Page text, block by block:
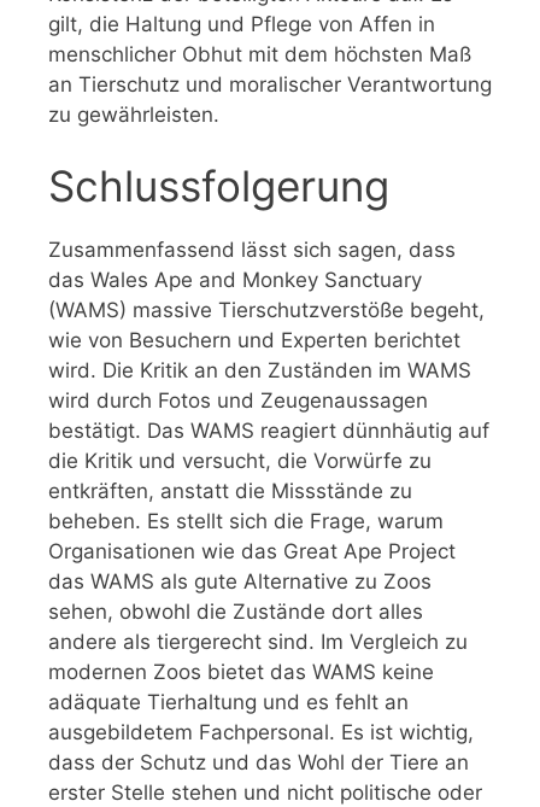
gilt, die Haltung und Pflege von Affen in
menschlicher Obhut mit dem höchsten Maß
an Tierschutz und moralischer Verantwortung
zu gewährleisten.
Schlussfolgerung
Zusammenfassend lässt sich sagen, dass
das Wales Ape and Monkey Sanctuary
(WAMS) massive Tierschutzverstöße begeht,
wie von Besuchern und Experten berichtet
wird. Die Kritik an den Zuständen im WAMS
wird durch Fotos und Zeugenaussagen
bestätigt. Das WAMS reagiert dünnhäutig auf
die Kritik und versucht, die Vorwürfe zu
entkräften, anstatt die Missstände zu
beheben. Es stellt sich die Frage, warum
Organisationen wie das Great Ape Project
das WAMS als gute Alternative zu Zoos
sehen, obwohl die Zustände dort alles
andere als tiergerecht sind. Im Vergleich zu
modernen Zoos bietet das WAMS keine
adäquate Tierhaltung und es fehlt an
ausgebildetem Fachpersonal. Es ist wichtig,
dass der Schutz und das Wohl der Tiere an
erster Stelle stehen und nicht politische oder